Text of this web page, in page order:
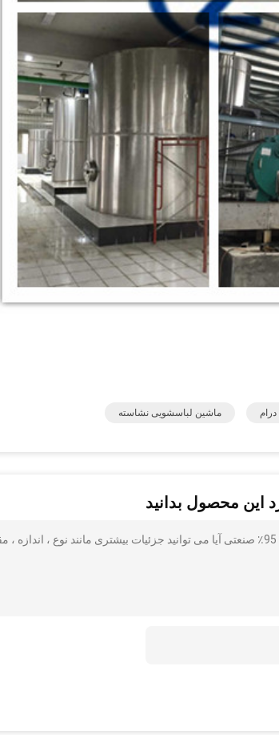
ماشین لباسشویی نشاسته
این محصول بدانید
استخراج دستگاه نشاسته سیب زمینی با راندمان بالا 95٪ صنعتی آیا می توانید جزئیات بیشتری